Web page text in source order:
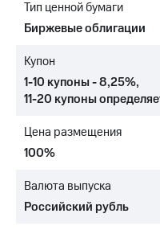
МТС
Интервью
Финансовая
Контакты
Новости
Тип ценной бумаги
Биржевые облигации
Купон
1-10 купоны - 8,25%,
11-20 купоны
Цена размещения
100%
Валюта выпуска
Российский рубль